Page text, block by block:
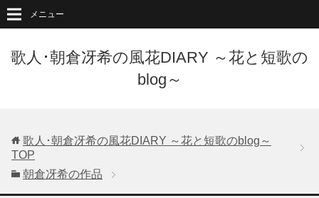
歌人･朝倉冴希の風花DIARY ～花と短歌の
blog～
メニュー
歌人･朝倉冴希の風花DIARY ～花と短歌のblog～
TOP
朝倉冴希の作品